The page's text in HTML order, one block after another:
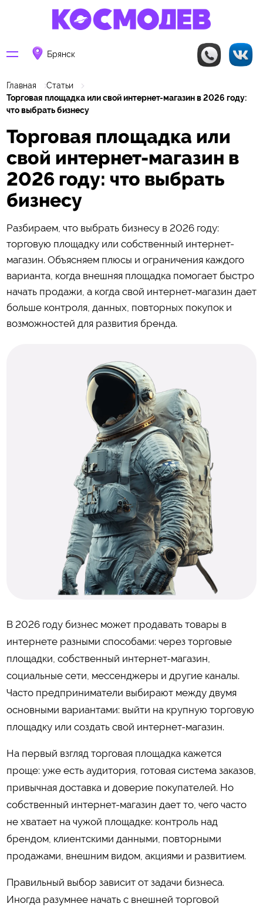
Брянск
Главная
Статьи
Торговая площадка или свой интернет-магазин в 2026 году:
что выбрать бизнесу
Торговая площадка или
свой интернет-магазин в
2026 году: что выбрать
бизнесу
Разбираем, что выбрать бизнесу в 2026 году:
торговую площадку или собственный интернет-
магазин. Объясняем плюсы и ограничения каждого
варианта, когда внешняя площадка помогает быстро
начать продажи, а когда свой интернет-магазин дает
больше контроля, данных, повторных покупок и
возможностей для развития бренда.
В 2026 году бизнес может продавать товары в
интернете разными способами: через торговые
площадки, собственный интернет-магазин,
социальные сети, мессенджеры и другие каналы.
Часто предприниматели выбирают между двумя
основными вариантами: выйти на крупную торговую
площадку или создать свой интернет-магазин.
На первый взгляд торговая площадка кажется
проще: уже есть аудитория, готовая система заказов,
привычная доставка и доверие покупателей. Но
собственный интернет-магазин дает то, чего часто
не хватает на чужой площадке: контроль над
брендом, клиентскими данными, повторными
продажами, внешним видом, акциями и развитием.
Правильный выбор зависит от задачи бизнеса.
Иногда разумнее начать с внешней торговой